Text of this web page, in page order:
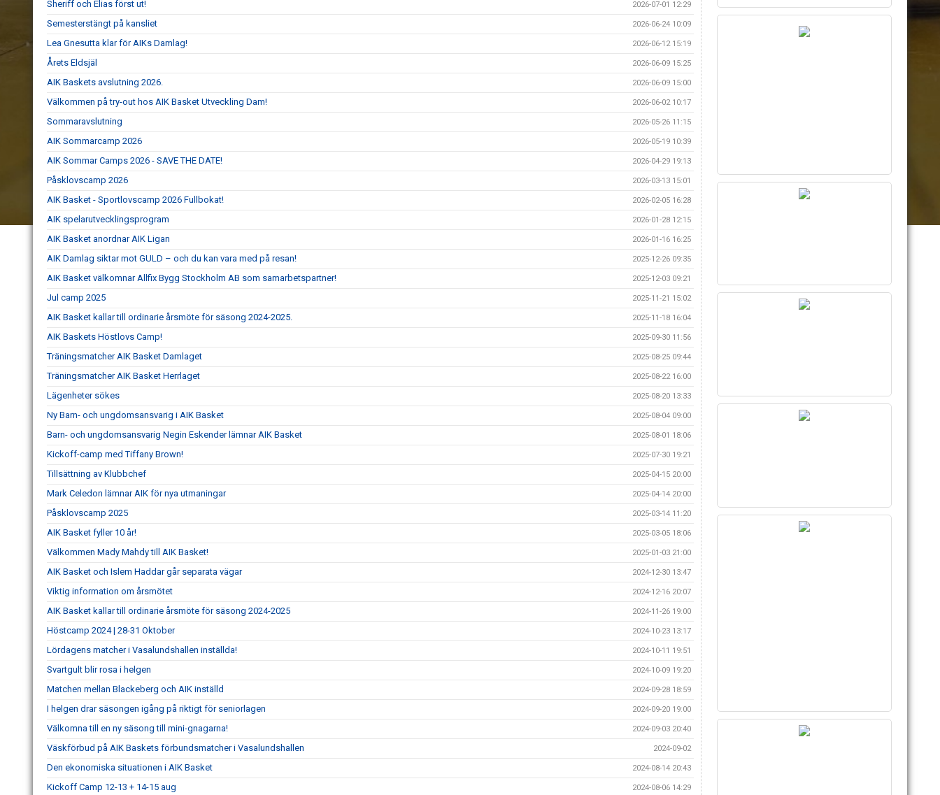
Sheriff och Elias först ut! 2026-07-01 12:29
Semesterstängt på kansliet 2026-06-24 10:09
Lea Gnesutta klar för AIKs Damlag! 2026-06-12 15:19
Årets Eldsjäl 2026-06-09 15:25
AIK Baskets avslutning 2026. 2026-06-09 15:00
Välkommen på try-out hos AIK Basket Utveckling Dam! 2026-06-02 10:17
Sommaravslutning 2026-05-26 11:15
AIK Sommarcamp 2026 2026-05-19 10:39
AIK Sommar Camps 2026 - SAVE THE DATE! 2026-04-29 19:13
Påsklovscamp 2026 2026-03-13 15:01
AIK Basket - Sportlovscamp 2026 Fullbokat! 2026-02-05 16:28
AIK spelarutvecklingsprogram 2026-01-28 12:15
AIK Basket anordnar AIK Ligan 2026-01-16 16:25
AIK Damlag siktar mot GULD – och du kan vara med på resan! 2025-12-26 09:35
AIK Basket välkomnar Allfix Bygg Stockholm AB som samarbetspartner! 2025-12-03 09:21
Jul camp 2025 2025-11-21 15:02
AIK Basket kallar till ordinarie årsmöte för säsong 2024-2025. 2025-11-18 16:04
AIK Baskets Höstlovs Camp! 2025-09-30 11:56
Träningsmatcher AIK Basket Damlaget 2025-08-25 09:44
Träningsmatcher AIK Basket Herrlaget 2025-08-22 16:00
Lägenheter sökes 2025-08-20 13:33
Ny Barn- och ungdomsansvarig i AIK Basket 2025-08-04 09:00
Barn- och ungdomsansvarig Negin Eskender lämnar AIK Basket 2025-08-01 18:06
Kickoff-camp med Tiffany Brown! 2025-07-30 19:21
Tillsättning av Klubbchef 2025-04-15 20:00
Mark Celedon lämnar AIK för nya utmaningar 2025-04-14 20:00
Påsklovscamp 2025 2025-03-14 11:20
AIK Basket fyller 10 år! 2025-03-05 18:06
Välkommen Mady Mahdy till AIK Basket! 2025-01-03 21:00
AIK Basket och Islem Haddar går separata vägar 2024-12-30 13:47
Viktig information om årsmötet 2024-12-16 20:07
AIK Basket kallar till ordinarie årsmöte för säsong 2024-2025 2024-11-26 19:00
Höstcamp 2024 | 28-31 Oktober 2024-10-23 13:17
Lördagens matcher i Vasalundshallen inställda! 2024-10-11 19:51
Svartgult blir rosa i helgen 2024-10-09 19:20
Matchen mellan Blackeberg och AIK inställd 2024-09-28 18:59
I helgen drar säsongen igång på riktigt för seniorlagen 2024-09-20 19:00
Välkomna till en ny säsong till mini-gnagarna! 2024-09-03 20:40
Väskförbud på AIK Baskets förbundsmatcher i Vasalundshallen 2024-09-02
Den ekonomiska situationen i AIK Basket 2024-08-14 20:43
Kickoff Camp 12-13 + 14-15 aug 2024-08-06 14:29